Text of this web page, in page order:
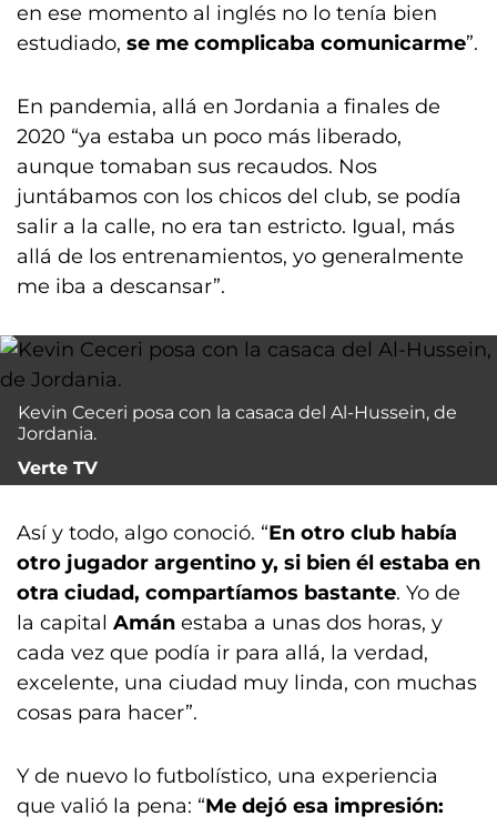
en ese momento al inglés no lo tenía bien
estudiado, se me complicaba comunicarme”.
En pandemia, allá en Jordania a finales de
2020 “ya estaba un poco más liberado,
aunque tomaban sus recaudos. Nos
juntábamos con los chicos del club, se podía
salir a la calle, no era tan estricto. Igual, más
allá de los entrenamientos, yo generalmente
me iba a descansar”.
Kevin Ceceri posa con la casaca del Al-Hussein, de
Jordania.
Verte TV
Así y todo, algo conoció. “En otro club había
otro jugador argentino y, si bien él estaba en
otra ciudad, compartíamos bastante. Yo de
la capital Amán estaba a unas dos horas, y
cada vez que podía ir para allá, la verdad,
excelente, una ciudad muy linda, con muchas
cosas para hacer”.
Y de nuevo lo futbolístico, una experiencia
que valió la pena: “Me dejó esa impresión: